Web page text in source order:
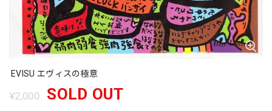
EVISU エヴィスの極意
¥2,000 SOLD OUT